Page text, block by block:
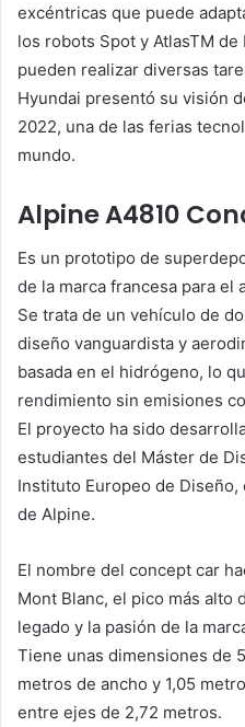
excéntricas que puede
los robots Spot y AtlasTM
pueden realizar diversas
Hyundai presentó su visión
2022, una de las ferias
mundo.
Alpine A4810
Es un prototipo de
de la marca francesa para el
Se trata de un vehículo de
diseño vanguardista y
basada en el hidrógeno, lo
rendimiento sin emisiones
El proyecto ha sido
estudiantes del Máster de
Instituto Europeo de
de Alpine.
El nombre del concept car
Mont Blanc, el pico más alto
legado y la pasión de la
Tiene unas dimensiones de
metros de ancho y 1,05
entre ejes de 2,72 metros.